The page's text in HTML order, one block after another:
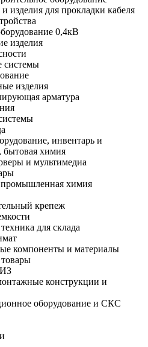
изделия для прокладки кабеля
0,4кВ
изделия
системы
изделия
арматура
инвентарь и
химия
и мультимедиа
химия
крепеж
для склада
компоненты и материалы
конструкции и
оборудование и СКС